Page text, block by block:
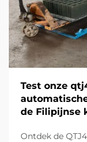
Test onze
de Filipijnse
Ontdek de